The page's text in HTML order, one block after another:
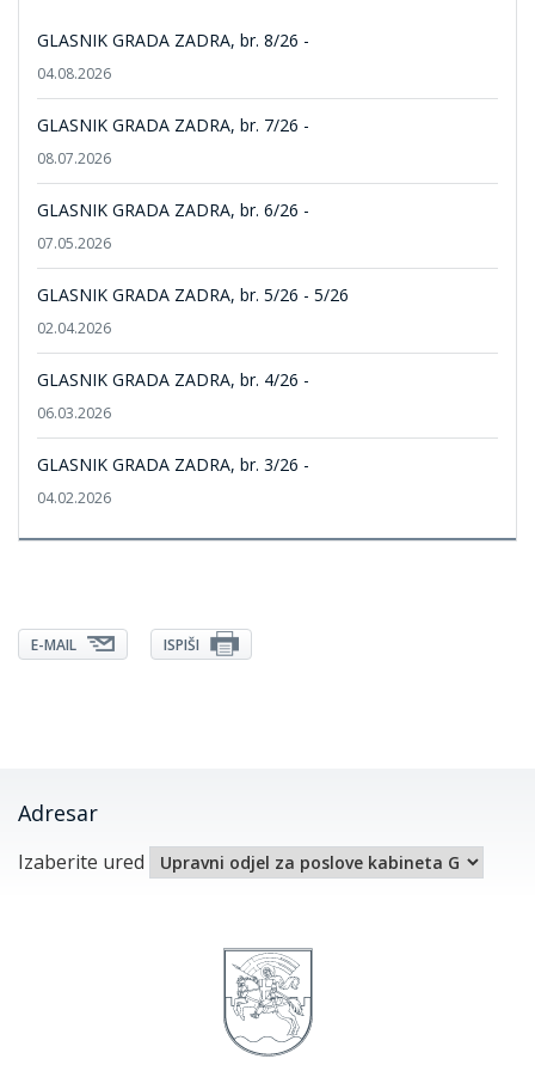
GLASNIK GRADA ZADRA, br. 8/26 -
04.08.2026
GLASNIK GRADA ZADRA, br. 7/26 -
08.07.2026
GLASNIK GRADA ZADRA, br. 6/26 -
07.05.2026
GLASNIK GRADA ZADRA, br. 5/26 - 5/26
02.04.2026
GLASNIK GRADA ZADRA, br. 4/26 -
06.03.2026
GLASNIK GRADA ZADRA, br. 3/26 -
04.02.2026
E-MAIL ISPIŠI
Adresar
Izaberite ured